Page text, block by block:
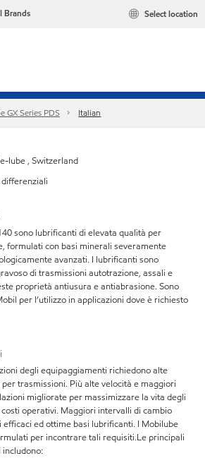
Brands Select location
GX Series PDS Italian
lube , Switzerland
sono lubrificanti di elevata qualità per
formulati con basi minerali severamente
avanzati. I lubrificanti sono
di trasmissioni autotrazione, assali e
proprietà antiusura e antiabrasione. Sono
per l’utilizzo in applicazioni dove è richiesto
degli equipaggiamenti richiedono alte
trasmissioni. Più alte velocità e maggiori
migliorate per massimizzare la vita degli
operativi. Maggiori intervalli di cambio
ed ottime basi lubrificanti. I Mobilube
per incontrare tali requisiti.Le principali